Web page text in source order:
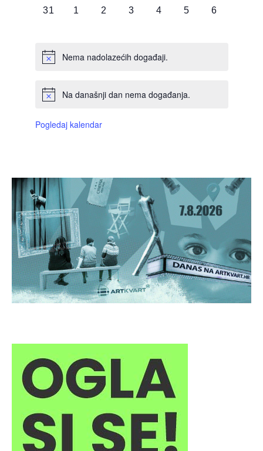
0
31
0
1
0
2
0
3
0
4
0
5
0
6
Nema nadolazećih događaji.
Na današnji dan nema događanja.
Pogledaj kalendar